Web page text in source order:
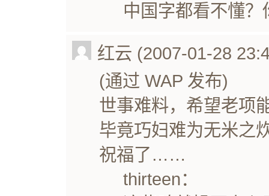
中国字都看不懂？
红云 (2007-01-28
(通过 WAP 发布)
世事难料，希望老项
毕竟巧妇难为无米之
祝福了……
thirteen：